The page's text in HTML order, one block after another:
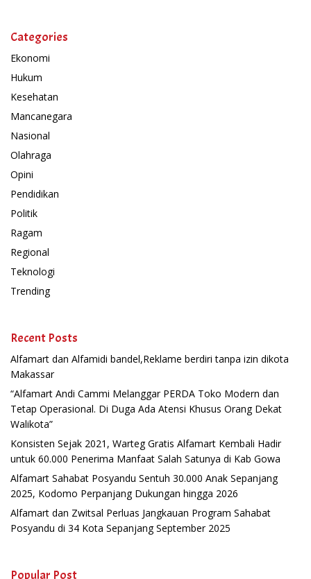
Categories
Ekonomi
Hukum
Kesehatan
Mancanegara
Nasional
Olahraga
Opini
Pendidikan
Politik
Ragam
Regional
Teknologi
Trending
Recent Posts
Alfamart dan Alfamidi bandel,Reklame berdiri tanpa izin dikota
Makassar
“Alfamart Andi Cammi Melanggar PERDA Toko Modern dan
Tetap Operasional. Di Duga Ada Atensi Khusus Orang Dekat
Walikota”
Konsisten Sejak 2021, Warteg Gratis Alfamart Kembali Hadir
untuk 60.000 Penerima Manfaat Salah Satunya di Kab Gowa
Alfamart Sahabat Posyandu Sentuh 30.000 Anak Sepanjang
2025, Kodomo Perpanjang Dukungan hingga 2026
Alfamart dan Zwitsal Perluas Jangkauan Program Sahabat
Posyandu di 34 Kota Sepanjang September 2025
Popular Post